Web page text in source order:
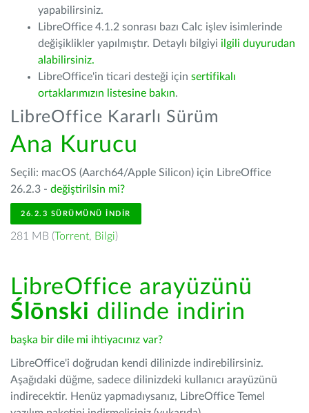
yapabilirsiniz.
LibreOffice 4.1.2 sonrası bazı Calc işlev isimlerinde
değişiklikler yapılmıştır. Detaylı bilgiyi ilgili duyurudan
alabilirsiniz.
LibreOffice'in ticari desteği için sertifikalı
ortaklarımızın listesine bakın.
LibreOffice Kararlı Sürüm
Ana Kurucu
Seçili: macOS (Aarch64/Apple Silicon) için LibreOffice
26.2.3 - değiştirilsin mi?
26.2.3 SÜRÜMÜNÜ İNDIR
281 MB (Torrent, Bilgi)
LibreOffice arayüzünü
Ślōnski dilinde indirin
başka bir dile mi ihtiyacınız var?
LibreOffice'i doğrudan kendi dilinizde indirebilirsiniz.
Aşağıdaki düğme, sadece dilinizdeki kullanıcı arayüzünü
indirecektir. Henüz yapmadıysanız, LibreOffice Temel